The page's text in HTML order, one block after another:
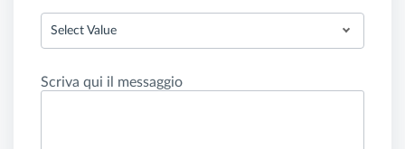
Select Value
Scriva qui il messaggio